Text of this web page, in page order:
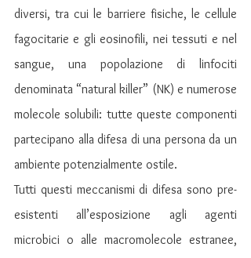
diversi, tra cui le barriere fisiche, le cellule
fagocitarie e gli eosinofili, nei tessuti e nel
sangue, una popolazione di linfociti
denominata “natural killer” (NK) e numerose
molecole solubili: tutte queste componenti
partecipano alla difesa di una persona da un
ambiente potenzialmente ostile.
Tutti questi meccanismi di difesa sono pre-
esistenti all’esposizione agli agenti
microbici o alle macromolecole estranee,